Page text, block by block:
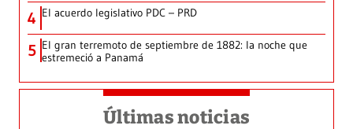
4 El acuerdo legislativo PDC – PRD
5 El gran terremoto de septiembre de 1882: la noche que
estremeció a Panamá
Últimas noticias